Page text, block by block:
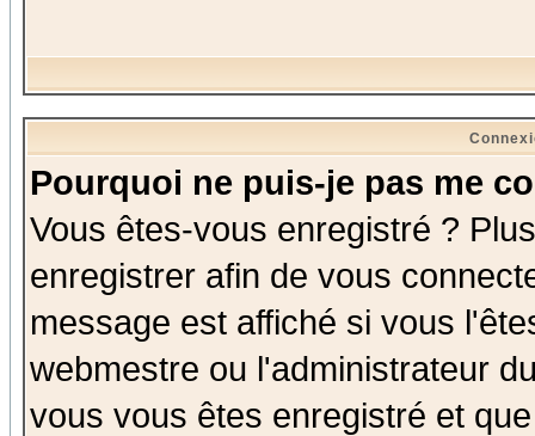
Pourquoi ne puis-je pas me
Vous êtes-vous enregistré ?
enregistrer afin de vous
message est affiché si vous
webmestre ou l'administrateur
vous vous êtes enregistré et